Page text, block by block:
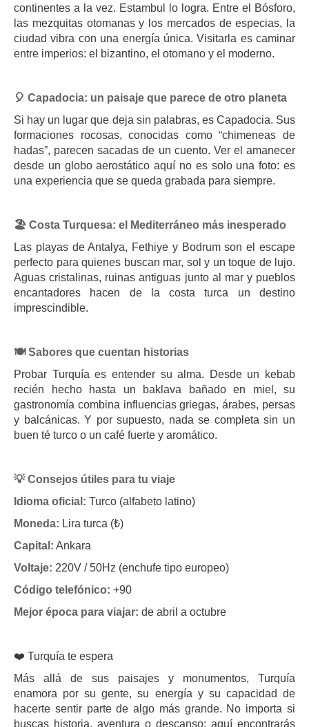
continentes a la vez. Estambul lo logra. Entre el Bósforo,
las mezquitas otomanas y los mercados de especias, la
ciudad vibra con una energía única. Visitarla es caminar
entre imperios: el bizantino, el otomano y el moderno.
🎈 Capadocia: un paisaje que parece de otro planeta
Si hay un lugar que deja sin palabras, es Capadocia. Sus
formaciones rocosas, conocidas como “chimeneas de
hadas”, parecen sacadas de un cuento. Ver el amanecer
desde un globo aerostático aquí no es solo una foto: es
una experiencia que se queda grabada para siempre.
🏖️ Costa Turquesa: el Mediterráneo más inesperado
Las playas de Antalya, Fethiye y Bodrum son el escape
perfecto para quienes buscan mar, sol y un toque de lujo.
Aguas cristalinas, ruinas antiguas junto al mar y pueblos
encantadores hacen de la costa turca un destino
imprescindible.
🍽️ Sabores que cuentan historias
Probar Turquía es entender su alma. Desde un kebab
recién hecho hasta un baklava bañado en miel, su
gastronomía combina influencias griegas, árabes, persas
y balcánicas. Y por supuesto, nada se completa sin un
buen té turco o un café fuerte y aromático.
💡 Consejos útiles para tu viaje
Idioma oficial: Turco (alfabeto latino)
Moneda: Lira turca (₺)
Capital: Ankara
Voltaje: 220V / 50Hz (enchufe tipo europeo)
Código telefónico: +90
Mejor época para viajar: de abril a octubre
❤️ Turquía te espera
Más allá de sus paisajes y monumentos, Turquía
enamora por su gente, su energía y su capacidad de
hacerte sentir parte de algo más grande. No importa si
buscas historia, aventura o descanso: aquí encontrarás